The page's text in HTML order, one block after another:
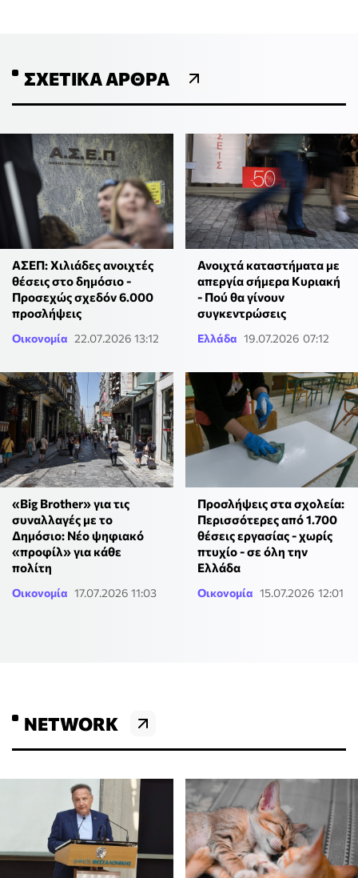
ΣΧΕΤΙΚΆ ΆΡΘΡΑ
ΑΣΕΠ: Χιλιάδες ανοιχτές
θέσεις στο δημόσιο -
Προσεχώς σχεδόν 6.000
προσλήψεις
Οικονομία 22.07.2026 13:12
Ανοιχτά καταστήματα με
απεργία σήμερα Κυριακή
- Πού θα γίνουν
συγκεντρώσεις
Ελλάδα 19.07.2026 07:12
«Big Brother» για τις
συναλλαγές με το
Δημόσιο: Νέο ψηφιακό
«προφίλ» για κάθε
πολίτη
Οικονομία 17.07.2026 11:03
Προσλήψεις στα σχολεία:
Περισσότερες από 1.700
θέσεις εργασίας - χωρίς
πτυχίο - σε όλη την
Ελλάδα
Οικονομία 15.07.2026 12:01
NETWORK